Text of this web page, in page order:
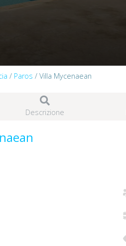
/ Paros / Villa Mycenaean
Descrizione